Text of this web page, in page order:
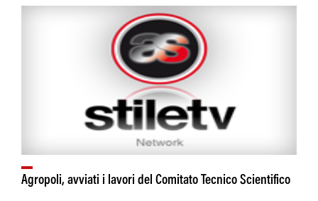
Agropoli, avviati i lavori del Comitato Tecnico Scientifico